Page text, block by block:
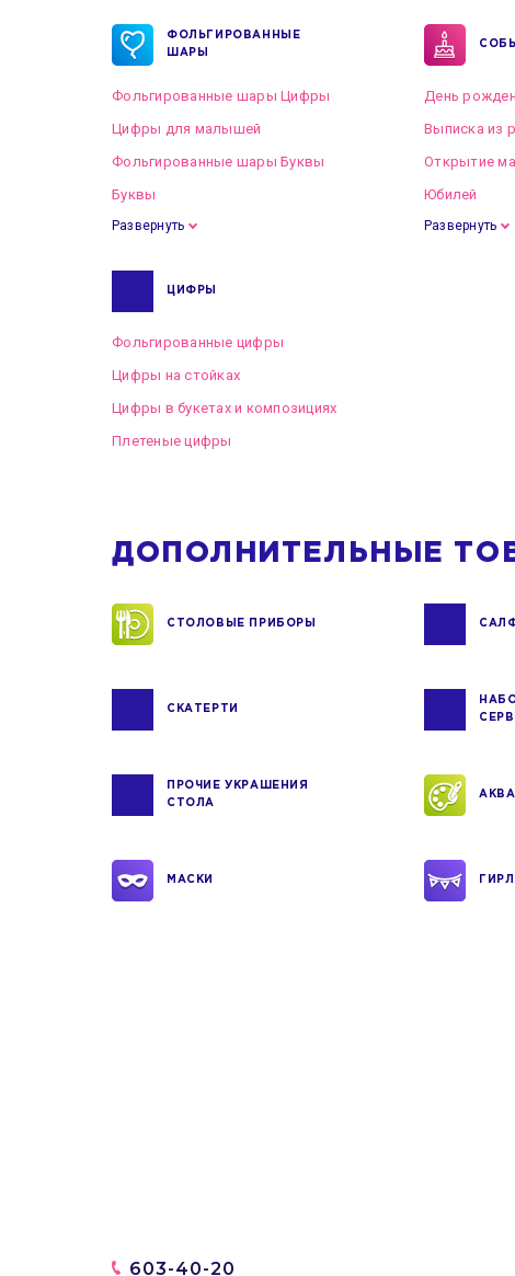
ФОЛЬГИРОВАННЫЕ
ШАРЫ
Фольгированные шары Цифры
Цифры для малышей
Фольгированные шары Буквы
Буквы
Развернуть
День
Выписка из
Открытие
Юбилей
Развернуть
ЦИФРЫ
Фольгированные цифры
Цифры на стойках
Цифры в букетах и композициях
Плетеные цифры
ДОПОЛНИТЕЛЬНЫЕ
СТОЛОВЫЕ ПРИБОРЫ
СКАТЕРТИ
ПРОЧИЕ УКРАШЕНИЯ
СТОЛА
МАСКИ
603-40-20